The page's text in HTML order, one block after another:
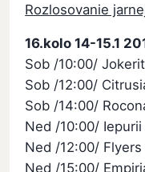
Rozlosovanie
16.kolo 14-15.1
Sob /10:00/
Sob /12:00/
Sob /14:00/
Ned /10:00/ Iepurii
Ned /12:00/
Ned /15:00/